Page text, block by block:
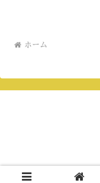
ホーム
Copyright © 2008-